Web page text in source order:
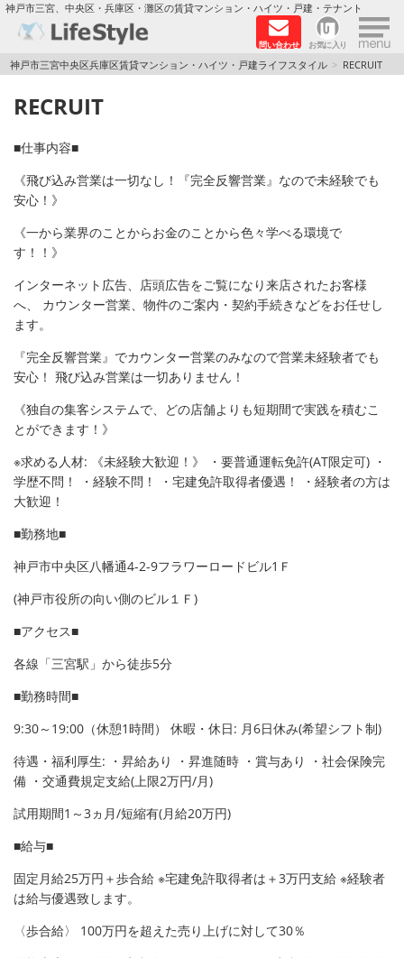
神戸市三宮、中央区・兵庫区・灘区の賃貸マンション・ハイツ・戸建・テナント
問い合わせ お気に入り ×
TOPページ
神戸の単身向けマンション特集
新築物件
敷金·礼金0円特集
保証人不要
高級賃貸
リノベーション物件
ペット飼育可能
路線·駅から探す
地域から探す
地図から探す
店舗情報·アクセス
メールでお問い合わせ
神戸市三宮中央区兵庫区賃貸マンション・ハイツ・戸建ライフスタイル RECRUIT
RECRUIT
■仕事内容■
《飛び込み営業は一切なし！『完全反響営業』なので未経験でも
安心！》
《一から業界のことからお金のことから色々学べる環境で
す！！》
インターネット広告、店頭広告をご覧になり来店されたお客様
へ、 カウンター営業、物件のご案内・契約手続きなどをお任せし
ます。
『完全反響営業』でカウンター営業のみなので営業未経験者でも
安心！ 飛び込み営業は一切ありません！
《独自の集客システムで、どの店舗よりも短期間で実践を積むこ
とができます！》
※求める人材: 《未経験大歓迎！》 ・要普通運転免許(AT限定可) ・
学歴不問！ ・経験不問！ ・宅建免許取得者優遇！ ・経験者の方は
大歓迎！
■勤務地■
神戸市中央区八幡通4-2-9フラワーロードビル1 Ｆ
(神戸市役所の向い側のビル１Ｆ )
■アクセス■
各線「三宮駅」から徒歩5分
■勤務時間■
9:30～19:00（休憩1時間） 休暇・休日: 月6日休み(希望シフト制)
待遇・福利厚生: ・昇給あり ・昇進随時 ・賞与あり ・社会保険完
備 ・交通費規定支給(上限2万円/月)
試用期間1～3ヵ月/短縮有(月給20万円)
■給与■
固定月給25万円＋歩合給 ※宅建免許取得者は＋3万円支給 ※経験者
は給与優遇致します。
〈歩合給〉 100万円を超えた売り上げに対して30％